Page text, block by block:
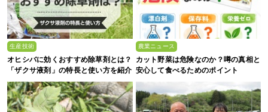
生産技術
オヒシバに効くおすすめ除草剤とは？
「ザクサ液剤」の特長と使い方を紹介
農業ニュース
カット野菜は危険なのか？噂の真相と
安心して食べるためのポイント